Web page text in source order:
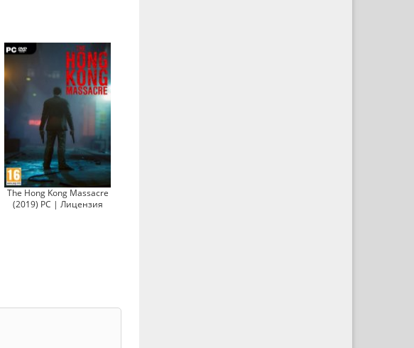
The Hong Kong Massacre
(2019) PC | Лицензия